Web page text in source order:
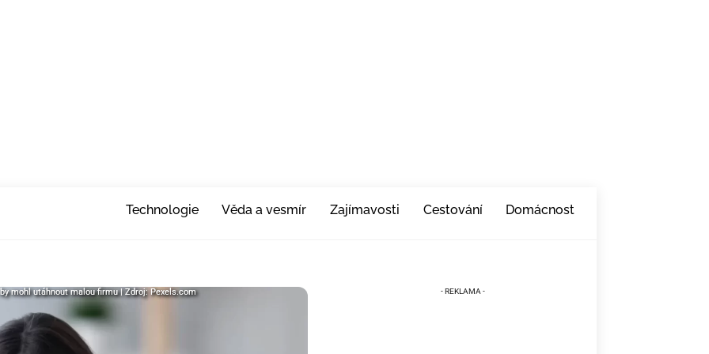
Technologie Věda a vesmír Zajímavosti Cestování Domácnost
mohl utáhnout malou firmu | Zdroj: Pexels.com
mohl utáhnout malou firmu | Zdroj: Pexels.com